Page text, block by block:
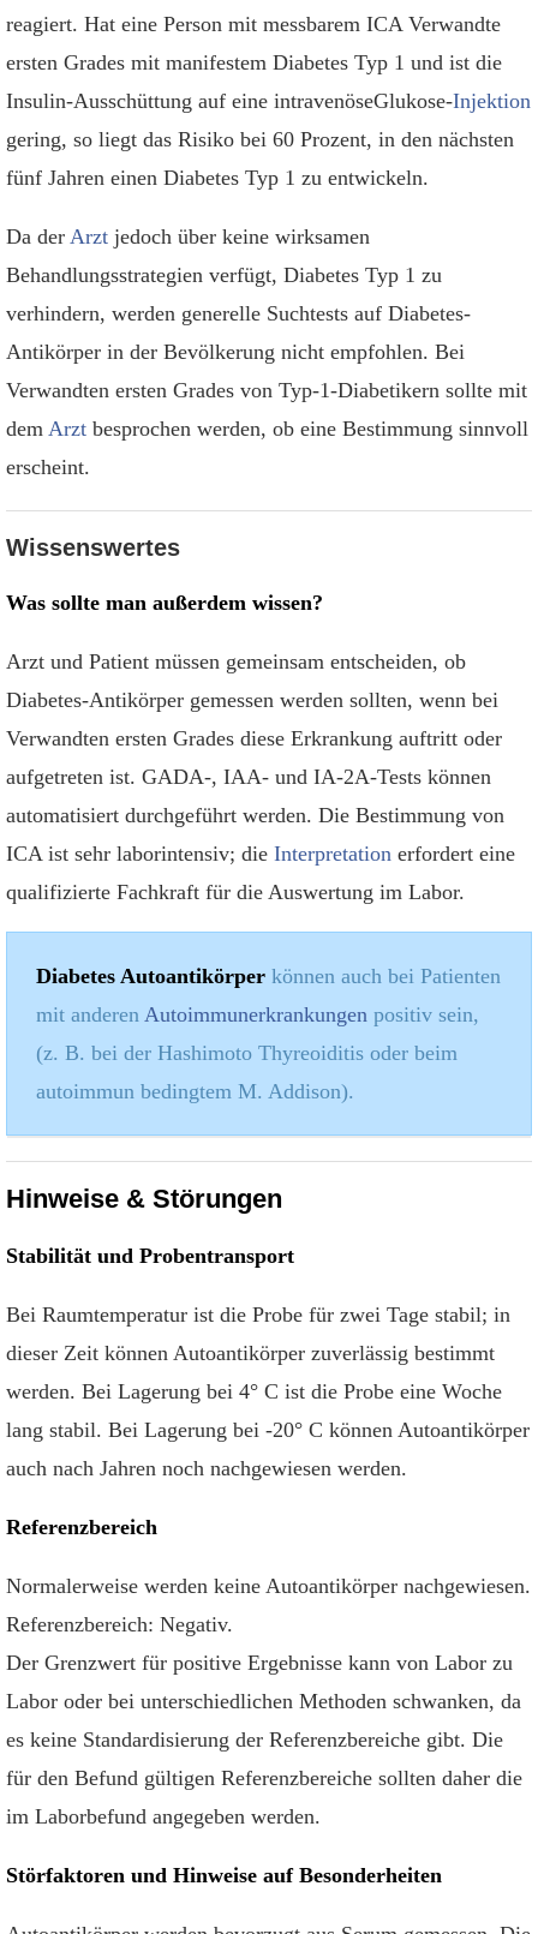
reagiert. Hat eine Person mit messbarem ICA Verwandte
ersten Grades mit manifestem Diabetes Typ 1 und ist die
Insulin-Ausschüttung auf eine intravenöseGlukose-Injektion
gering, so liegt das Risiko bei 60 Prozent, in den nächsten
fünf Jahren einen Diabetes Typ 1 zu entwickeln.
Da der Arzt jedoch über keine wirksamen
Behandlungsstrategien verfügt, Diabetes Typ 1 zu
verhindern, werden generelle Suchtests auf Diabetes-
Antikörper in der Bevölkerung nicht empfohlen. Bei
Verwandten ersten Grades von Typ-1-Diabetikern sollte mit
dem Arzt besprochen werden, ob eine Bestimmung sinnvoll
erscheint.
Wissenswertes
Was sollte man außerdem wissen?
Arzt und Patient müssen gemeinsam entscheiden, ob
Diabetes-Antikörper gemessen werden sollten, wenn bei
Verwandten ersten Grades diese Erkrankung auftritt oder
aufgetreten ist. GADA-, IAA- und IA-2A-Tests können
automatisiert durchgeführt werden. Die Bestimmung von
ICA ist sehr laborintensiv; die Interpretation erfordert eine
qualifizierte Fachkraft für die Auswertung im Labor.
Diabetes Autoantikörper können auch bei Patienten
mit anderen Autoimmunerkrankungen positiv sein,
(z. B. bei der Hashimoto Thyreoiditis oder beim
autoimmun bedingtem M. Addison).
Hinweise & Störungen
Stabilität und Probentransport
Bei Raumtemperatur ist die Probe für zwei Tage stabil; in
dieser Zeit können Autoantikörper zuverlässig bestimmt
werden. Bei Lagerung bei 4° C ist die Probe eine Woche
lang stabil. Bei Lagerung bei -20° C können Autoantikörper
auch nach Jahren noch nachgewiesen werden.
Referenzbereich
Normalerweise werden keine Autoantikörper nachgewiesen.
Referenzbereich: Negativ.
Der Grenzwert für positive Ergebnisse kann von Labor zu
Labor oder bei unterschiedlichen Methoden schwanken, da
es keine Standardisierung der Referenzbereiche gibt. Die
für den Befund gültigen Referenzbereiche sollten daher die
im Laborbefund angegeben werden.
Störfaktoren und Hinweise auf Besonderheiten